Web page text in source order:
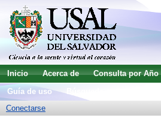
Inicio Acerca de Consulta por Año
Guía de uso
Conectarse